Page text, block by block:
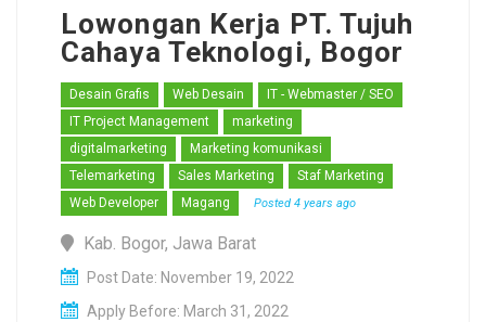
Lowongan Kerja PT. Tujuh
Cahaya Teknologi, Bogor
Desain Grafis Web Desain
IT - Webmaster / SEO
IT Project Management
marketing
digitalmarketing
Marketing komunikasi
Telemarketing
Sales Marketing
Staf Marketing
Web Developer
Magang Posted 4 years ago
Kab. Bogor, Jawa Barat
Post Date: November 19, 2022
Apply Before: March 31, 2022